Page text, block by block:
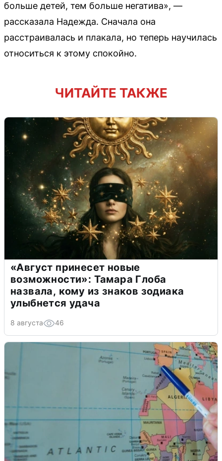
больше детей, тем больше негатива», —
рассказала Надежда. Сначала она
расстраивалась и плакала, но теперь научилась
относиться к этому спокойно.
ЧИТАЙТЕ ТАКЖЕ
«Август принесет новые
возможности»: Тамара Глоба
назвала, кому из знаков зодиака
улыбнется удача
8 августа 46